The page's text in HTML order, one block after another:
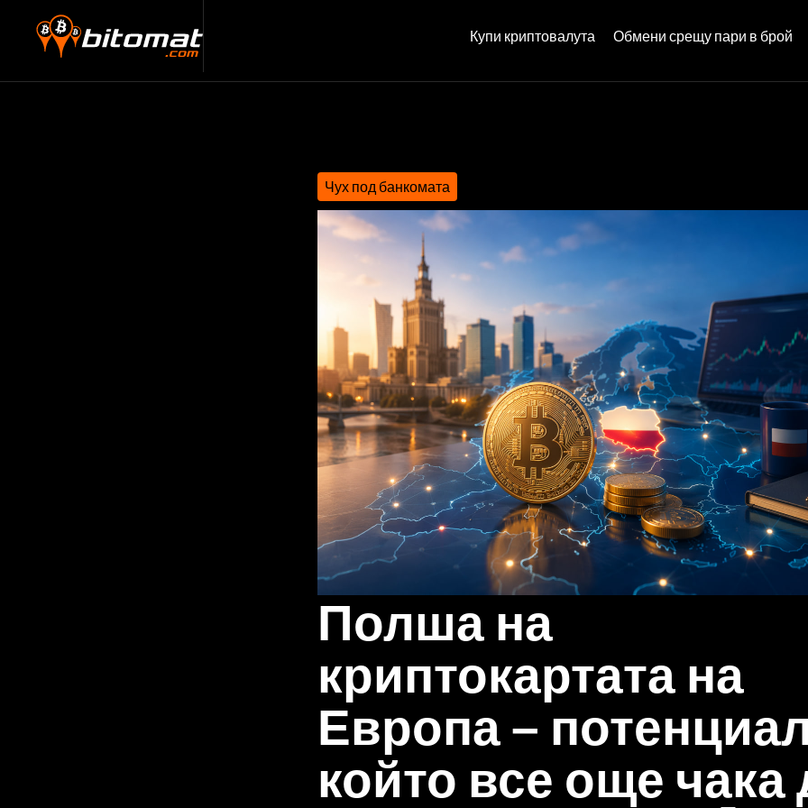
Купи криптовалута Обмени срещу пари в брой
Чух под банкомата
Полша на
криптокартата на
Европа –
който все още чака